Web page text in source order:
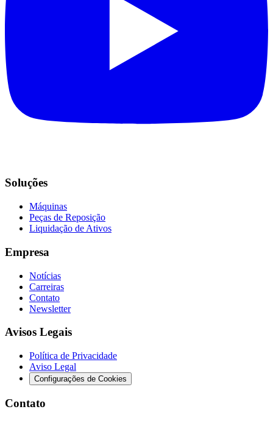
Soluções
Máquinas
Peças de Reposição
Liquidação de Ativos
Empresa
Notícias
Carreiras
Contato
Newsletter
Avisos Legais
Política de Privacidade
Aviso Legal
Configurações de Cookies
Contato